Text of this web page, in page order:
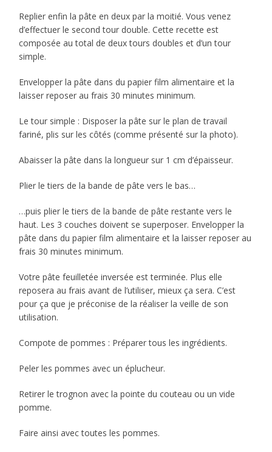
Replier enfin la pâte en deux par la moitié. Vous venez
d’effectuer le second tour double. Cette recette est
composée au total de deux tours doubles et d’un tour
simple.
Envelopper la pâte dans du papier film alimentaire et la
laisser reposer au frais 30 minutes minimum.
Le tour simple : Disposer la pâte sur le plan de travail
fariné, plis sur les côtés (comme présenté sur la photo).
Abaisser la pâte dans la longueur sur 1 cm d’épaisseur.
Plier le tiers de la bande de pâte vers le bas…
…puis plier le tiers de la bande de pâte restante vers le
haut. Les 3 couches doivent se superposer. Envelopper la
pâte dans du papier film alimentaire et la laisser reposer au
frais 30 minutes minimum.
Votre pâte feuilletée inversée est terminée. Plus elle
reposera au frais avant de l’utiliser, mieux ça sera. C’est
pour ça que je préconise de la réaliser la veille de son
utilisation.
Compote de pommes : Préparer tous les ingrédients.
Peler les pommes avec un éplucheur.
Retirer le trognon avec la pointe du couteau ou un vide
pomme.
Faire ainsi avec toutes les pommes.